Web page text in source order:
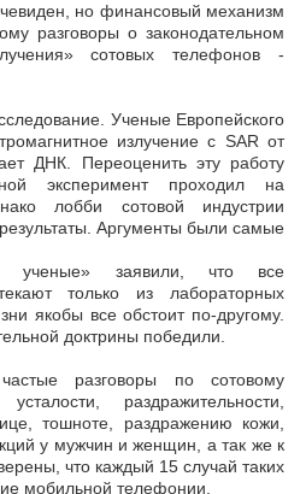
но финансовый механизм
разговоры о законодательном
сотовых телефонов -
Ученые Европейского
излучение с SAR от
ДНК. Переоценить эту работу
эксперимент проходил на
лобби сотовой индустрии
Аргументы были самые
ученые» заявили, что все
только из лабораторных
якобы все обстоит по-другому.
доктрины победили.
разговоры по сотовому
раздражительности,
тошноте, раздражению кожи,
у мужчин и женщин, а так же к
что каждый 15 случай таких
мобильной телефонии.